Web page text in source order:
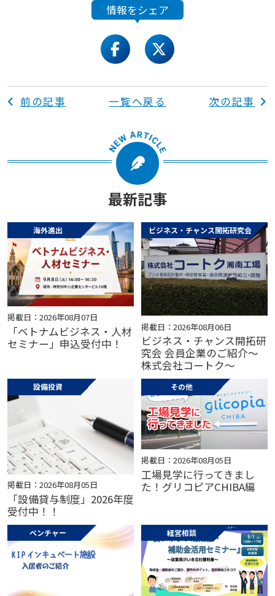
情報をシェア
facebooktwitter
前の記事 一覧へ戻る 次の記事
最新記事
海外進出
掲載日：2026年08月07日
「ベトナムビジネス・人材
セミナー」申込受付中！
ビジネス・チャンス開拓研究会
掲載日：2026年08月06日
ビジネス・チャンス開拓研
究会 会員企業のご紹介～
株式会社コートク～
設備投資
掲載日：2026年08月05日
「設備貸与制度」2026年度
受付中！！
その他
掲載日：2026年08月05日
工場見学に行ってきまし
た！グリコピアCHIBA編
ベンチャー 経営相談